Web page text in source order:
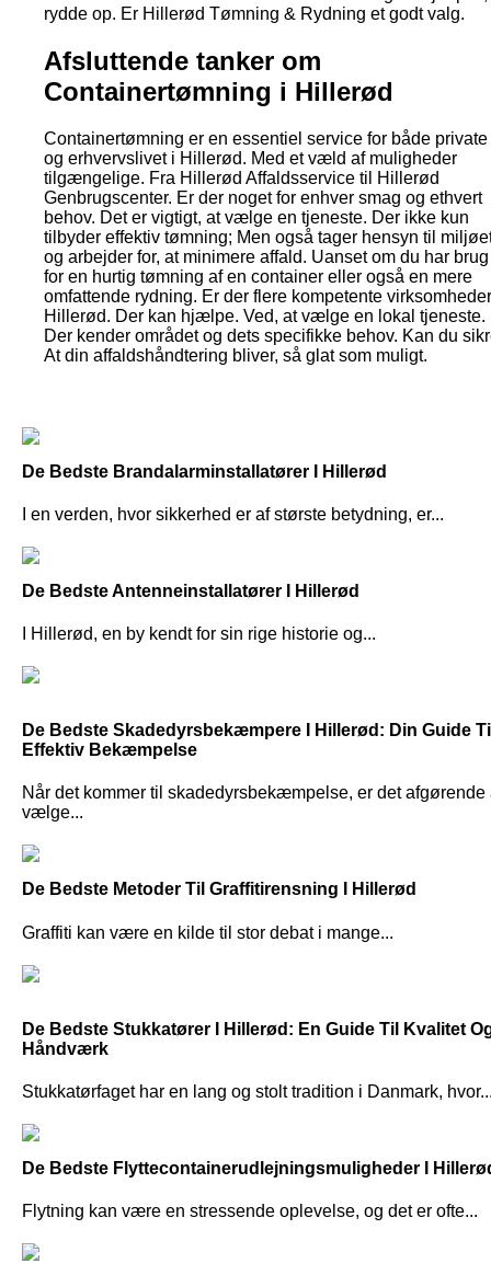
rydde op. Er Hillerød Tømning & Rydning et godt valg.
Afsluttende tanker om
Containertømning i Hillerød
Containertømning er en essentiel service for både private
og erhvervslivet i Hillerød. Med et væld af muligheder
tilgængelige. Fra Hillerød Affaldsservice til Hillerød
Genbrugscenter. Er der noget for enhver smag og ethvert
behov. Det er vigtigt, at vælge en tjeneste. Der ikke kun
tilbyder effektiv tømning; Men også tager hensyn til
og arbejder for, at minimere affald. Uanset om du har brug
for en hurtig tømning af en container eller også en mere
omfattende rydning. Er der flere kompetente
Hillerød. Der kan hjælpe. Ved, at vælge en lokal tjeneste.
Der kender området og dets specifikke behov. Kan du
At din affaldshåndtering bliver, så glat som muligt.
De Bedste Brandalarminstallatører I Hillerød
I en verden, hvor sikkerhed er af største betydning, er...
De Bedste Antenneinstallatører I Hillerød
I Hillerød, en by kendt for sin rige historie og...
De Bedste Skadedyrsbekæmpere I Hillerød: Din Guide
Effektiv Bekæmpelse
Når det kommer til skadedyrsbekæmpelse, er det afgørende
vælge...
De Bedste Metoder Til Graffitirensning I Hillerød
Graffiti kan være en kilde til stor debat i mange...
De Bedste Stukkatører I Hillerød: En Guide Til Kvalitet
Håndværk
Stukkatørfaget har en lang og stolt tradition i Danmark,
De Bedste Flyttecontainerudlejningsmuligheder I
Flytning kan være en stressende oplevelse, og det er ofte...